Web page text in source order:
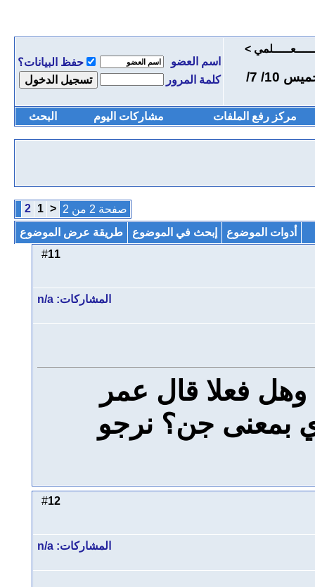
>
هنا توضع الأسئلة التي ستعرض في لقاء اليوم الخميس ‏10/ 7/
اسم العضو
حفظ البيانات؟
كلمة المرور
مركز رفع الملفات مشاركات اليوم البحث
صفحة 2 من 2 <
1
2
أدوات الموضوع
إبحث في الموضوع
طريقة عرض الموضوع
11
المشاركات: n/a
فعلا قال عمر
بمعنى جن؟ نرجو
12
المشاركات: n/a